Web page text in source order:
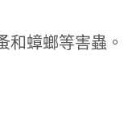
蟑螂等害蟲。